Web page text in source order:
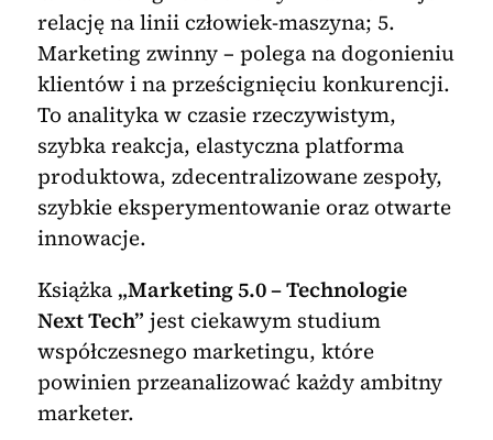
relację na linii człowiek-maszyna; 5.
Marketing zwinny – polega na dogonieniu
klientów i na prześcignięciu konkurencji.
To analityka w czasie rzeczywistym,
szybka reakcja, elastyczna platforma
produktowa, zdecentralizowane zespoły,
szybkie eksperymentowanie oraz otwarte
innowacje.
Książka „Marketing 5.0 – Technologie
Next Tech” jest ciekawym studium
współczesnego marketingu, które
powinien przeanalizować każdy ambitny
marketer.